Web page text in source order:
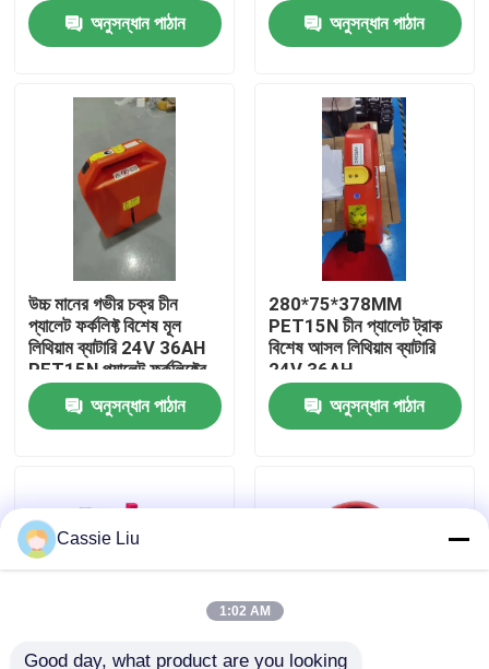
আমাদের সম্পর্কে
কারখানা ভ্রমণ
মান নিয়ন্ত্রণ
উদ্ধৃতির জন্য আবেদন
বৈদ্যুতিক ফর্কলিফ্ট লিথিয়াম আয়ন ব্যাটারি
প্যালেট ট্রাক ব্যাটারি
অনুসন্ধান পাঠান
অনুসন্ধান পাঠান
উচ্চ মানের গভীর চক্র চীন
প্যালেট ফর্কলিফ্ট বিশেষ মূল
লিথিয়াম ব্যাটারি 24V 36AH
PET15N প্যালেট ফর্কলিফ্টের
জন্য
অনুসন্ধান পাঠান
280*75*378MM
PET15N চীন প্যালেট ট্রাক
বিশেষ আসল লিথিয়াম ব্যাটারি
24V 36AH
অনুসন্ধান পাঠান
Cassie Liu
1:02 AM
Good day, what product are you looking